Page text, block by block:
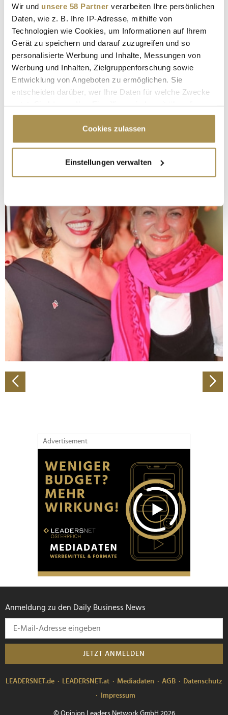
Wir und unsere 58 Partner verarbeiten Ihre persönlichen
Daten, wie z. B. Ihre IP-Adresse, mithilfe von
Technologien wie Cookies, um Informationen auf Ihrem
Gerät zu speichern und darauf zuzugreifen und so
personalisierte Werbung und Inhalte, Messungen von
Werbung und Inhalten, Zielgruppenforschung sowie
Entwicklung von Angeboten zu ermöglichen. Sie
entscheiden darüber, wer Ihre Daten für welche Zwecke
Cookie-Erklärung oder durch Klicken auf das Privacy
Trigger Symbol ändern oder widerrufen
Informationen über Ihre geografische Lage
erfassen, welche bis auf einige Meter genau sein
bestimmten Merkmalen (Fingerprinting) identifizieren
Erfahren Sie mehr darüber, wie Ihre persönlichen Daten
verarbeitet werden, und legen Sie Ihre Präferenzen im
Abschnitt Einzelheiten fest.
Wir verwenden Cookies, um Inhalte und Anzeigen zu
personalisieren, Funktionen für soziale Medien anbieten
zu können und die Zugriffe auf unsere Website zu
analysieren. Außerdem geben wir Informationen zu Ihrer
Verwendung unserer Website an unsere Partner für
soziale Medien, Werbung und Analysen weiter. Unsere
Partner führen diese Informationen möglicherweise mit
haben oder die sie im Rahmen Ihrer Nutzung der Dienste
gesammelt haben.
Cookies zulassen
Einstellungen verwalten
Advertisement
Anmeldung zu den Daily Business News
JETZT ANMELDEN
LEADERSNET.de LEADERSNET.at Mediadaten AGB
Datenschutz
Impressum